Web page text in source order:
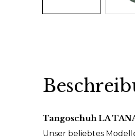
Tangoschuh LA
Unser beliebtes